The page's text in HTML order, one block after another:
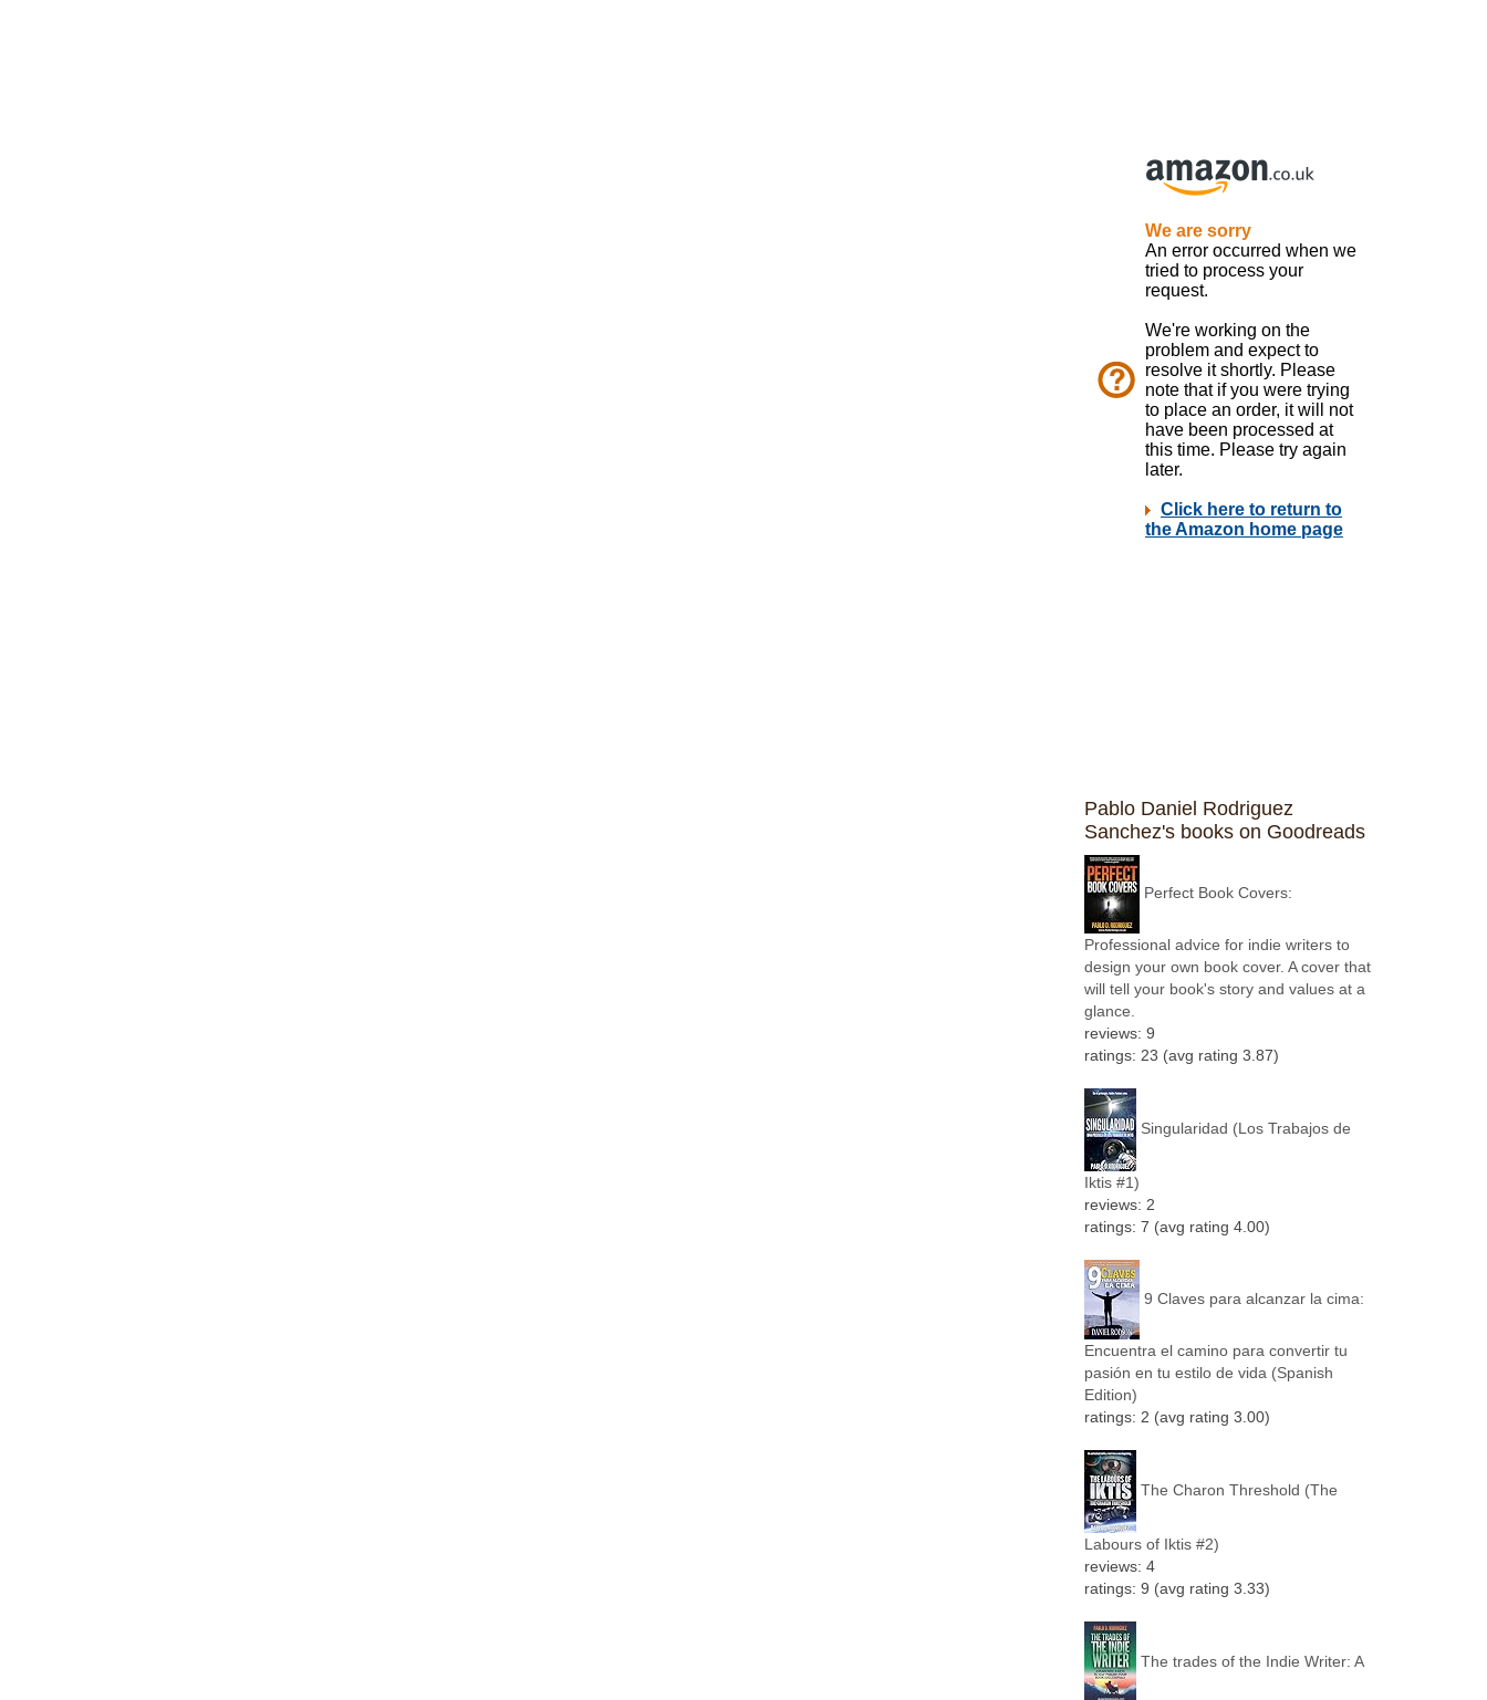
Pablo Daniel Rodriguez
Sanchez's books on Goodreads
Perfect Book Covers:
Professional advice for indie writers to
design your own book cover. A cover that
will tell your book's story and values at a
glance.
reviews: 9
ratings: 23 (avg rating 3.87)
Singularidad (Los Trabajos de
Iktis #1)
reviews: 2
ratings: 7 (avg rating 4.00)
9 Claves para alcanzar la cima:
Encuentra el camino para convertir tu
pasión en tu estilo de vida (Spanish
Edition)
ratings: 2 (avg rating 3.00)
The Charon Threshold (The
Labours of Iktis #2)
reviews: 4
ratings: 9 (avg rating 3.33)
The trades of the Indie Writer: A